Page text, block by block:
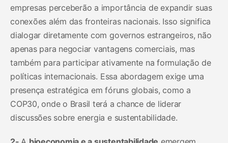
empresas perceberão a importância de expandir suas
conexões além das fronteiras nacionais. Isso significa
dialogar diretamente com governos estrangeiros, não
apenas para negociar vantagens comerciais, mas
também para participar ativamente na formulação de
políticas internacionais. Essa abordagem exige uma
presença estratégica em fóruns globais, como a
COP30, onde o Brasil terá a chance de liderar
discussões sobre energia e sustentabilidade.